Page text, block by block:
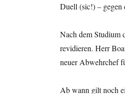
Duell (sic!) – gegen
Nach dem Studium
revidieren. Herr
neuer Abwehrchef
Ab wann gilt noch